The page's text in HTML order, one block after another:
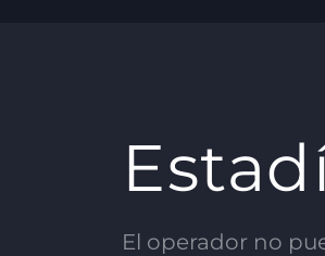
El operador no